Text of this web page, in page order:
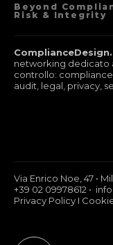
Beyond
Risk & Integrity
networking dedicato
controllo:
audit, legal, privacy,
Via Enrico Noe, 47 •
+39 02 09978612 •
Privacy Policy I